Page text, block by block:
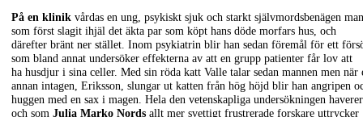
På en klinik vårdas en ung, psykiskt sjuk och starkt självmordsbenägen man
som först slagit ihjäl det äkta par som köpt hans döde morfars hus, och
därefter bränt ner stället. Inom psykiatrin blir han sedan föremål för ett
som bland annat undersöker effekterna av att en grupp patienter får lov att
ha husdjur i sina celler. Med sin röda katt Valle talar sedan mannen men när
annan intagen, Eriksson, slungar ut katten från hög höjd blir han angripen
huggen med en sax i magen. Hela den vetenskapliga undersökningen
och som Julia Marko Nords allt mer svettigt frustrerade forskare uttrycker